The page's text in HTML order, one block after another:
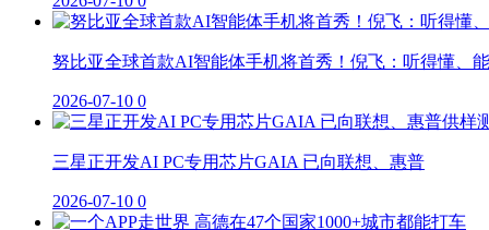
努比亚全球首款AI智能体手机将首秀！倪飞：听得懂、能
2026-07-10 0
三星正开发AI PC专用芯片GAIA 已向联想、惠普
2026-07-10 0